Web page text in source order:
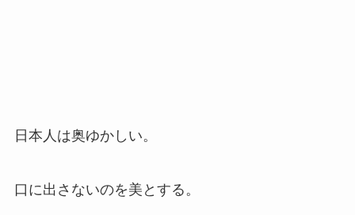
日本人は奥ゆかしい。
口に出さないのを美とする。